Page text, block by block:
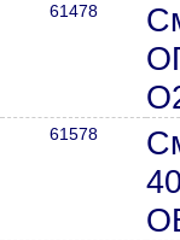
61478
61578